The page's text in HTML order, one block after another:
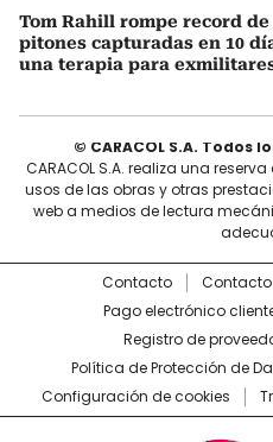
Tom Rahill rompe record de
pitones capturadas en 10
una terapia para
© CARACOL S.A. Todos
CARACOL S.A. realiza una
usos de las obras y otras
web a medios de lectura
Contacto Contacto
Pago electrónico
Registro de
Política de Protección de
Configuración de cookies